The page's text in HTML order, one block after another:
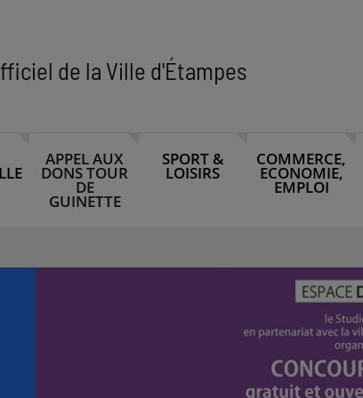
de la Ville d'Étampes
APPEL AUX
DONS TOUR
DE
GUINETTE
SPORT &
LOISIRS
COMMERCE,
ECONOMIE,
EMPLOI